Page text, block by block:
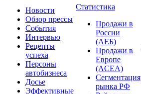
Новости
Обзор прессы
События
Интервью
Рецепты
успеха
Персоны
автобизнеса
Досье
Эффективные
Статистика
Продажи в
России
(АЕБ)
Продажи в
Европе
(ACEA)
Сегментация
рынка РФ